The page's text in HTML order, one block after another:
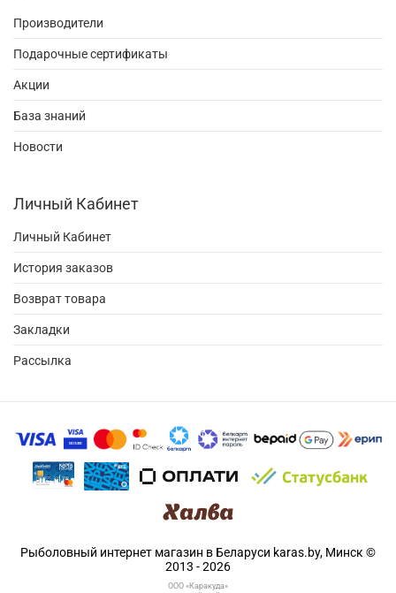
Производители
Подарочные сертификаты
Акции
База знаний
Новости
Личный Кабинет
Личный Кабинет
История заказов
Возврат товара
Закладки
Рассылка
Рыболовный интернет магазин в Беларуси karas.by, Минск ©
2013 - 2026
ООО «Каракуда»